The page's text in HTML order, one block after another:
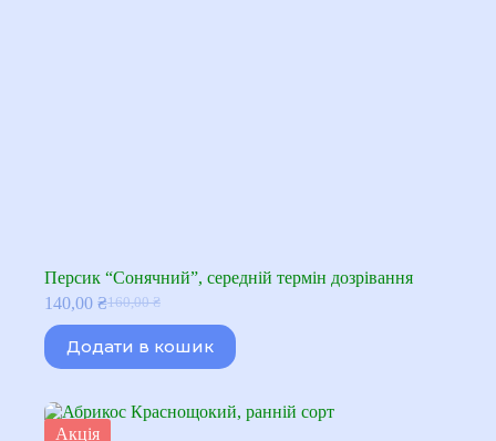
Персик “Сонячний”, середній термін дозрівання
160,00₴
Оригінальна
ціна:
160,00 ₴.
140,00 ₴Поточна
ціна:
140,00 ₴.
Додати в кошик
Акція